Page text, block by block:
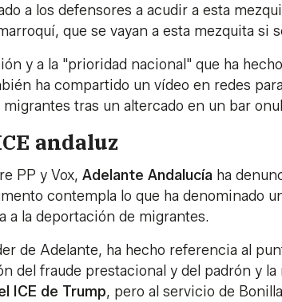
a los defensores a acudir a esta
que se vayan a esta mezquita si
y a la "prioridad nacional" que ha
ha compartido un vídeo en redes
migrantes tras un altercado en un bar
andaluz
PP y Vox, Adelante Andalucía ha
contempla lo que ha denominado
a la deportación de migrantes.
de Adelante, ha hecho referencia al
del fraude prestacional y del padrón y
ICE de Trump, pero al servicio de